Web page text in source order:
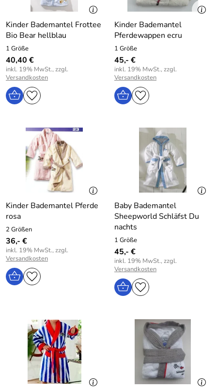
Kinder Bademantel Frottee
Bio Bear hellblau
1 Größe
40,40 €
inkl. 19% MwSt., zzgl.
Versandkosten
Kinder Bademantel
Pferdewappen ecru
1 Größe
45,- €
inkl. 19% MwSt., zzgl.
Versandkosten
Kinder Bademantel Pferde
rosa
2 Größen
36,- €
inkl. 19% MwSt., zzgl.
Versandkosten
Baby Bademantel
Sheepworld Schläfst Du
nachts
1 Größe
45,- €
inkl. 19% MwSt., zzgl.
Versandkosten